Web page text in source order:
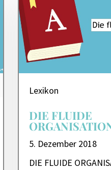
Lexikon
5. Dezember 2018
DIE FLUIDE
DIE FLUIDE